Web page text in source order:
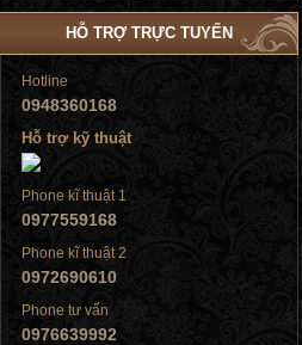
Tủ đứng
Tủ đứng
HỖ TRỢ TRỰC TUYẾN
Hotline
0948360168
Hỗ trợ kỹ thuật
Phone kĩ thuật 1
0977559168
Phone kĩ thuật 2
0972690610
Phone tư vấn
0976639992